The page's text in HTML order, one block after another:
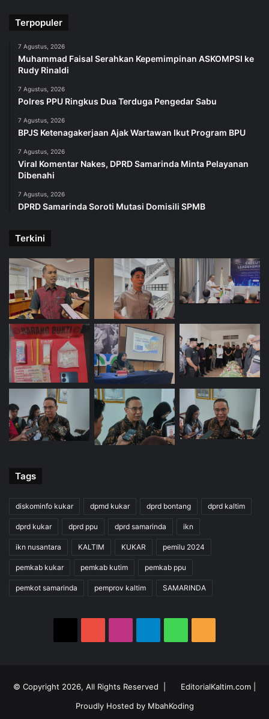
Terpopuler
7 Agustus, 2026
Muhammad Faisal Serahkan Kepemimpinan ASKOMPSI ke
Rudy Rinaldi
7 Agustus, 2026
Polres PPU Ringkus Dua Terduga Pengedar Sabu
7 Agustus, 2026
BPJS Ketenagakerjaan Ajak Wartawan Ikut Program BPU
7 Agustus, 2026
Viral Komentar Nakes, DPRD Samarinda Minta Pelayanan
Dibenahi
7 Agustus, 2026
DPRD Samarinda Soroti Mutasi Domisili SPMB
Terkini
Tags
diskominfo kukar dpmd kukar dprd bontang dprd kaltim
dprd kukar dprd ppu dprd samarinda ikn
ikn nusantara KALTIM KUKAR pemilu 2024
pemkab kukar pemkab kutim pemkab ppu
pemkot samarinda pemprov kaltim SAMARINDA
© Copyright 2026, All Rights Reserved | EditorialKaltim.com
Proudly Hosted by MbahKoding